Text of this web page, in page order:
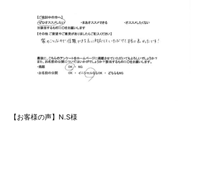
【お客様の声】N.S様